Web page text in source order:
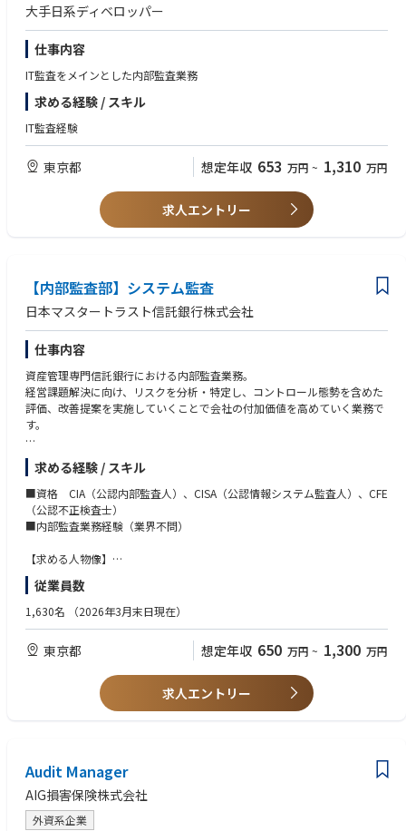
大手日系ディベロッパー
仕事内容
IT監査をメインとした内部監査業務
求める経験 / スキル
IT監査経験
東京都 想定年収 653 万円 ~ 1,310 万円
求人エントリー
【内部監査部】システム監査
日本マスタートラスト信託銀行株式会社
仕事内容
資産管理専門信託銀行における内部監査業務。
経営課題解決に向け、リスクを分析・特定し、コントロール態勢を含めた
評価、改善提案を実施していくことで会社の付加価値を高めていく業務で
す。
【業務内容】
・部署単位、リスク単位でのモニタリングや内部監査の実施
・監査品質の維持・向上に向けた企画・推進、監査結果の経営宛報告とり
まとめなど
・内部監査部 （12名が在籍しています）
ます。
・平常時で60％（平均/月）以上のリモートワークを行っています。
求める経験 / スキル
■資格 CIA（公認内部監査人）、CISA（公認情報システム監査人）、CFE
（公認不正検査士）
■内部監査業務経験（業界不問）
【求める人物像】
■内部監査人として公正不偏の態度で業務に従事できる方
■様々な情報の収集・分析により組織の課題を見つけ、改善提言ができる
方
りながら合意形成を図れる方
■困難な状況においても、常に最善策を求め、目標の達成に向けて最後ま
で粘り強く遂行できる方
■組織に主体的に関与し、組織課題の解決に貢献するとともに、組織の力
を向上させられる方 （業務と人材のマネジメント力）
従業員数
1,630名 （2026年3月末日現在）
東京都 想定年収 650 万円 ~ 1,300 万円
求人エントリー
Audit Manager
AIG損害保険株式会社
外資系企業